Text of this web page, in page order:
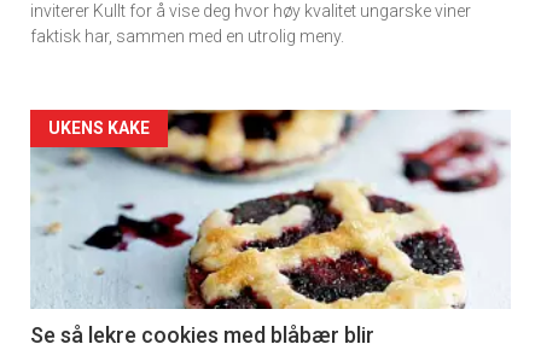
inviterer Kullt for å vise deg hvor høy kvalitet ungarske viner
faktisk har, sammen med en utrolig meny.
Forsiden
akkurat
nå
6
UKENS KAKE
Se så lekre cookies med blåbær blir